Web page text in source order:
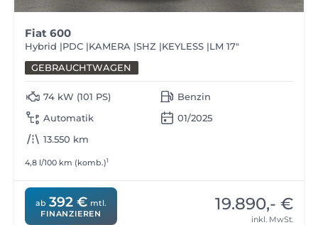
Fiat 600
Hybrid |PDC |KAMERA |SHZ |KEYLESS |LM 17"
GEBRAUCHTWAGEN
74 kW (101 PS)
Automatik
13.550 km
Benzin
01/2025
4,8 l/100 km (komb.)1
ab 392 € mtl.
FINANZIEREN
19.890,- €
inkl. MwSt.